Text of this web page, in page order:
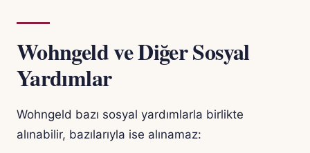
Wohngeld ve Diğer Sosyal
Yardımlar
Wohngeld bazı sosyal yardımlarla birlikte
alınabilir, bazılarıyla ise alınamaz: